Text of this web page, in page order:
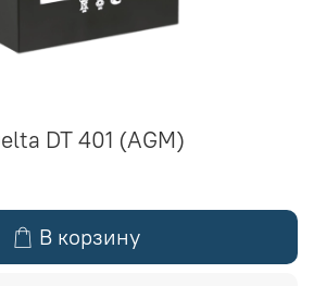
DT 401 (AGM)
В корзину